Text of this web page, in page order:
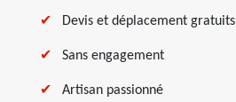
Devis et déplacement gratuits
Sans engagement
Artisan passionné